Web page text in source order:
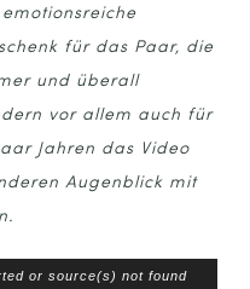
für das Paar, die
und überall
vor allem auch für
Jahren das Video
Augenblick mit
or source(s) not found